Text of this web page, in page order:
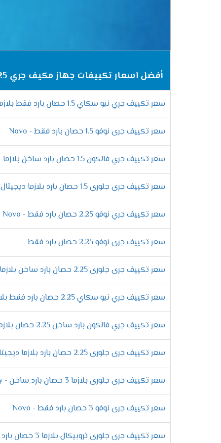
يعمل تكييف جرى جلورى فى جميع الاوقات
استخدامه فى الشتاء على الوضع الساخن
مميزات خاصية البلازما كلاستر
نضيف كل جديد فى المكيف حتى نقدم الافضل
نستطيع التخلص منها كما أنها تقوم بتوزيع
التميز بخاصية التشغيل الجاف
أستنشق هواء صحى فقط مع أجهزة جرى
ملحوظ حتى لا تسبب ازعاج للعميل
الانفراد بخاصية منع تكون ثلج
علشان بعض العملاء يعانى من اتلاف
خاصية منع تكون الثلج التى تعمل على
فلاتر تنظيف الهواء
يحتوى الجهاز على فلتر كربونى يعمل على
الفلاتر يظهر لنا وقت تنظيفها حتى نحافظ
وحدة خارجية ضد الصدأ
تتعرض الوحدة الخارجية فى المكيف الى
كفاءتها من التلف ومهما تعرضت الى
التميز بأفضل درجة من التبريد
الصيف بقى صعب ولا نستطيع تحمل درجات
أفضل اسعار تكييفات جهاز مكيف جري 2025
سعر تكييف جري نيو سكاي 1.5 حصان بارد فقط بلازما - sky
سعر تكييف جرى نوفو 1.5 حصان بارد فقط - Novo
سعر تكييف جري فالكون 1.5 حصان بارد ساخن بلازما - Falcon
سعر تكييف جرى جلورى 1.5 حصان بارد بلازما ديجيتال - Glory
سعر تكييف جري نوفو 2.25 حصان بارد فقط - Novo
سعر تكييف جرى نوفو 2.25 حصان بارد فقط
سعر تكييف جرى جلورى 2.25 حصان بارد ساخن بلازما ديجيتال - Glory
سعر تكييف جري نيو سكاي 2.25 حصان بارد فقط بلازما - SKY
سعر تكييف جري فالكون بارد ساخن 2.25 حصان بلازما - Falcon
سعر تكييف جرى جلورى 2.25 حصان بارد بلازما ديجيتال
سعر تكييف جرى جلورى بلازما 3 حصان بارد ساخن - Glory
سعر تكييف جرى نوفو 3 حصان بارد فقط - Novo